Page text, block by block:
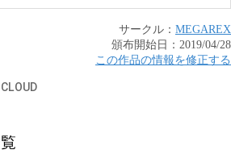
サークル： MEGAREX
頒布開始日： 2019/04/28
この作品の情報を修正する